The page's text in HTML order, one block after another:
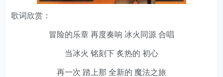
歌词欣赏：
冒险的乐章 再度奏响 冰火同源 合唱
当冰火 铭刻下 炙热的 初心
再一次 踏上那 全新的 魔法之旅